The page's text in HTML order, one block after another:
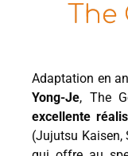
Adaptation en
Yong-Je, The
excellente
(Jujutsu Kaisen,